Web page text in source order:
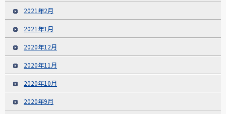
2021年2月
2021年1月
2020年12月
2020年11月
2020年10月
2020年9月